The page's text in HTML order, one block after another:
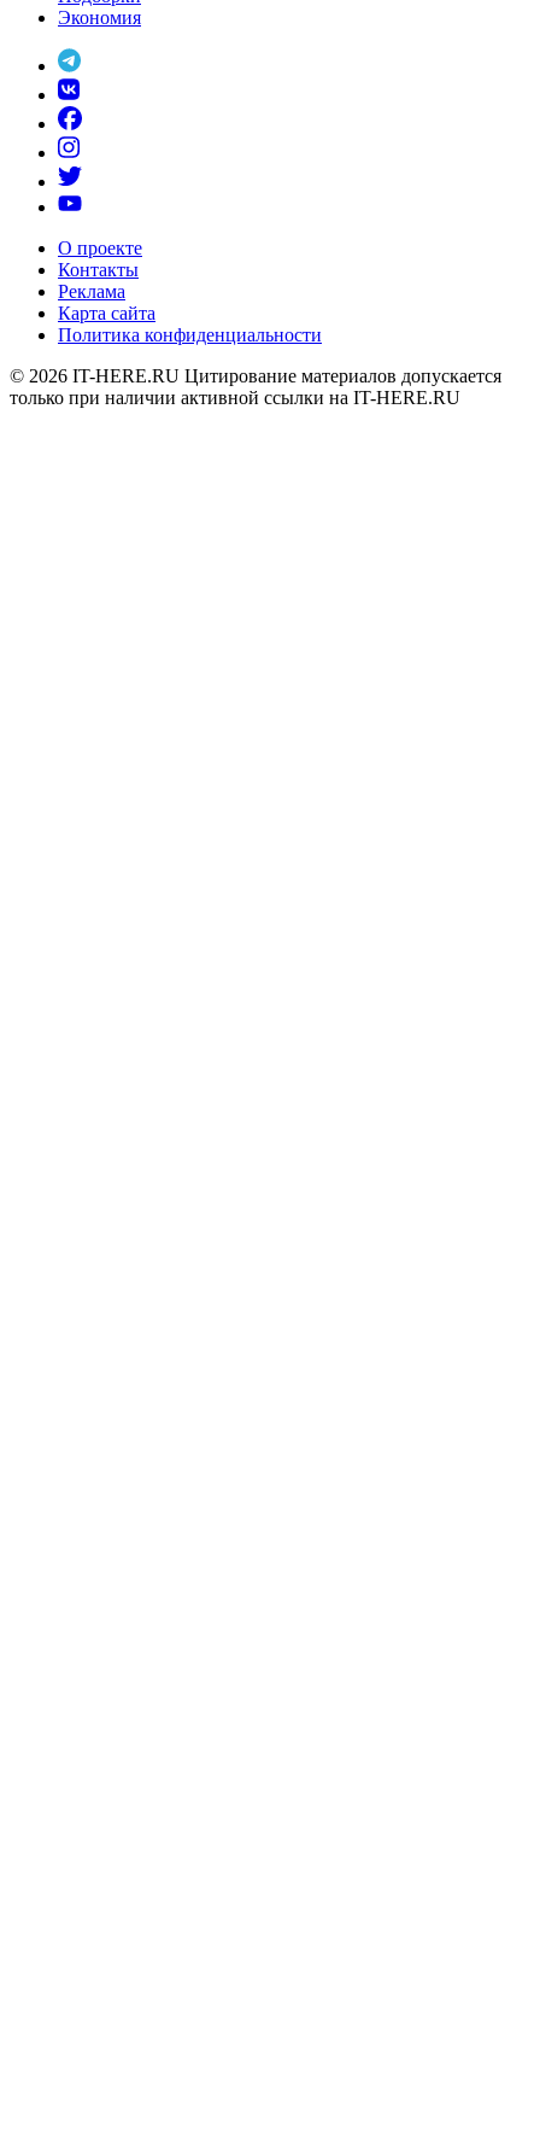
Экономия
О проекте
Контакты
Реклама
Карта сайта
Политика конфиденциальности
© 2026 IT-HERE.RU Цитирование материалов допускается
только при наличии активной ссылки на IT-HERE.RU